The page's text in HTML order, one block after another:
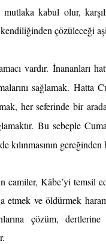
kabul olur,
çözüleceği
vardır. İnananları
sağlamak.
her seferinde bir
Bu sebeple
kılınmasının
camiler, Kâbe’yi temsil
etmek ve öldürmek
çözüm,